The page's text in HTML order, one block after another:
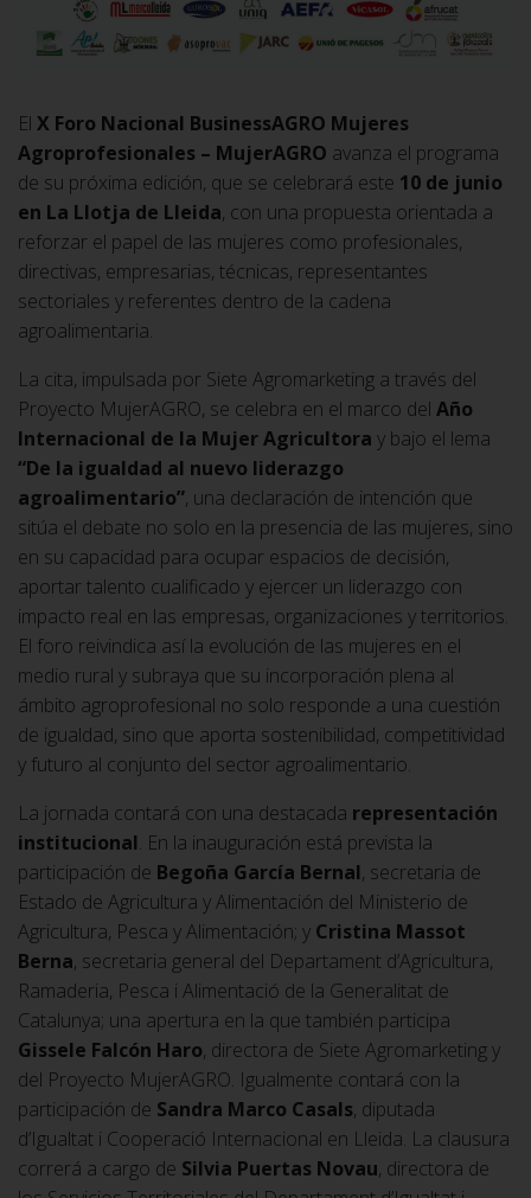
El X Foro Nacional BusinessAGRO Mujeres
Agroprofesionales – MujerAGRO avanza el programa
de su próxima edición, que se celebrará este 10 de junio
en La Llotja de Lleida, con una propuesta orientada a
reforzar el papel de las mujeres como profesionales,
directivas, empresarias, técnicas, representantes
sectoriales y referentes dentro de la cadena
agroalimentaria.
La cita, impulsada por Siete Agromarketing a través del
Proyecto MujerAGRO, se celebra en el marco del Año
Internacional de la Mujer Agricultora y bajo el lema
“De la igualdad al nuevo liderazgo
agroalimentario”, una declaración de intención que
sitúa el debate no solo en la presencia de las mujeres, sino
en su capacidad para ocupar espacios de decisión,
aportar talento cualificado y ejercer un liderazgo con
impacto real en las empresas, organizaciones y territorios.
El foro reivindica así la evolución de las mujeres en el
medio rural y subraya que su incorporación plena al
ámbito agroprofesional no solo responde a una cuestión
de igualdad, sino que aporta sostenibilidad, competitividad
y futuro al conjunto del sector agroalimentario.
La jornada contará con una destacada representación
institucional. En la inauguración está prevista la
participación de Begoña García Bernal, secretaria de
Estado de Agricultura y Alimentación del Ministerio de
Agricultura, Pesca y Alimentación; y Cristina Massot
Berna, secretaria general del Departament d’Agricultura,
Ramaderia, Pesca i Alimentació de la Generalitat de
Catalunya; una apertura en la que también participa
Gissele Falcón Haro, directora de Siete Agromarketing y
del Proyecto MujerAGRO. Igualmente contará con la
participación de Sandra Marco Casals, diputada
d’Igualtat i Cooperació Internacional en Lleida. La clausura
correrá a cargo de Silvia Puertas Novau, directora de